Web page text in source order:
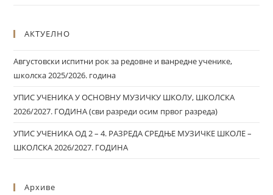
АКТУЕЛНО
Августовски испитни рок за редовне и ванредне ученике,
школска 2025/2026. година
УПИС УЧЕНИКА У ОСНОВНУ МУЗИЧКУ ШКОЛУ, ШКОЛСКА
2026/2027. ГОДИНА (сви разреди осим првог разреда)
УПИС УЧЕНИКА ОД 2 – 4. РАЗРЕДА СРЕДЊЕ МУЗИЧКЕ ШКОЛЕ –
ШКОЛСКА 2026/2027. ГОДИНА
Архиве